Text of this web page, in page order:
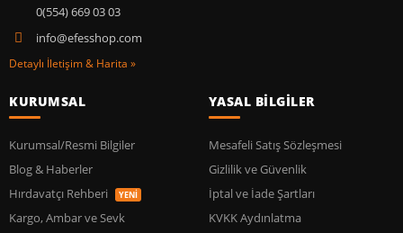
0(554) 669 03 03
info@efesshop.com
Detaylı İletişim & Harita »
KURUMSAL
Kurumsal/Resmi Bilgiler
Blog & Haberler
Hırdavatçı Rehberi
YENİ
Kargo, Ambar ve Sevk
YASAL BİLGİLER
Mesafeli Satış Sözleşmesi
Gizlilik ve Güvenlik
İptal ve İade Şartları
KVKK Aydınlatma